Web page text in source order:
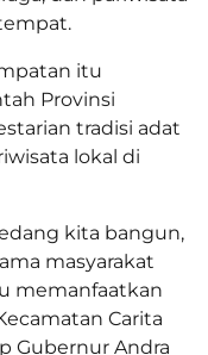
itu
Provinsi
tradisi adat
lokal di
kita bangun,
masyarakat
memanfaatkan
Carita
Gubernur Andra